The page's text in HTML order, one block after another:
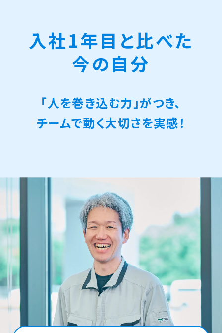
入社1年目と比べた
今の自分
「人を巻き込む力」がつき、
チームで動く大切さを実感！